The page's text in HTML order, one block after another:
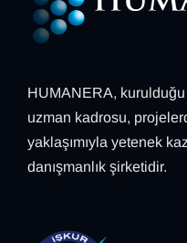
HUMANERA, kurulduğu
uzman kadrosu,
yaklaşımıyla yetenek
danışmanlık şirketidir.